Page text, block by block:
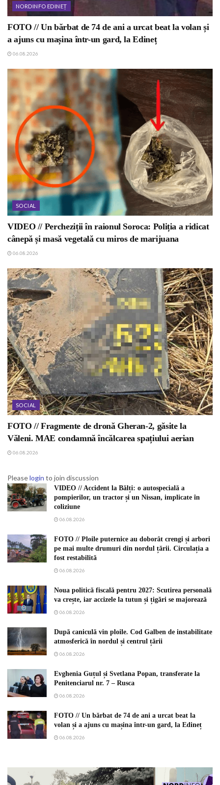
NORDINFO EDINEȚ
FOTO // Un bărbat de 74 de ani a urcat beat la volan și
a ajuns cu mașina într-un gard, la Edineț
06.08.2026
SOCIAL
VIDEO // Percheziții în raionul Soroca: Poliția a ridicat
cânepă și masă vegetală cu miros de marijuana
06.08.2026
SOCIAL
FOTO // Fragmente de dronă Gheran-2, găsite la
Văleni. MAE condamnă încălcarea spațiului aerian
06.08.2026
Pleaselogin to join discussion
VIDEO // Accident la Bălți: o autospecială a
pompierilor, un tractor și un Nissan, implicate în
coliziune
06.08.2026
FOTO // Ploile puternice au doborât crengi și arbori
pe mai multe drumuri din nordul țării. Circulația a
fost restabilită
06.08.2026
Noua politică fiscală pentru 2027: Scutirea personală
va crește, iar accizele la tutun și țigări se majorează
06.08.2026
După caniculă vin ploile. Cod Galben de instabilitate
atmosferică în nordul și centrul țării
06.08.2026
Evghenia Guțul și Svetlana Popan, transferate la
Penitenciarul nr. 7 – Rusca
06.08.2026
FOTO // Un bărbat de 74 de ani a urcat beat la
volan și a ajuns cu mașina într-un gard, la Edineț
06.08.2026